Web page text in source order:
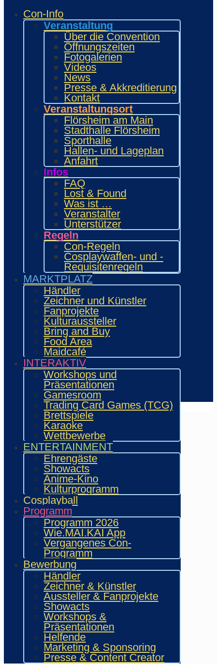
Con-Info
Veranstaltung
Über die Convention
Öffnungszeiten
Fotogalerien
Videos
News
Presse & Akkreditierung
Kontakt
Veranstaltungsort
Flörsheim am Main
Stadthalle Flörsheim
Sporthalle
Hallen- und Lageplan
Anfahrt
Infos
FAQ
Lost & Found
Was ist …
Veranstalter
Unterstützer
Regeln
Con-Regeln
Cosplaywaffen- und -
Requisitenregeln
MARKTPLATZ
Händler
Zeichner und Künstler
Fanprojekte
Kulturaussteller
Bring and Buy
Food Area
Maidcafé
INTERAKTIV
Workshops und
Präsentationen
Gamesroom
Trading Card Games (TCG)
Brettspiele
Karaoke
Wettbewerbe
ENTERTAINMENT
Ehrengäste
Showacts
Anime-Kino
Kulturprogramm
Cosplayball
Programm
Programm 2026
Wie.MAI.KAI App
Vergangenes Con-
Programm
Bewerbung
Händler
Zeichner & Künstler
Aussteller & Fanprojekte
Showacts
Workshops &
Präsentationen
Helfende
Marketing & Sponsoring
Presse & Content Creator
Cosplaywaffen- und -
Requisitenregeln
MARKTPLATZ
Händler
Zeichner und Künstler
Fanprojekte
Kulturaussteller
Bring and Buy
Food Area
Maidcafé
INTERAKTIV
Workshops und Präsentationen
Gamesroom
Trading Card Games (TCG)
Brettspiele
Karaoke
Wettbewerbe
ENTERTAINMENT
Ehrengäste
Showacts
Anime-Kino
Kulturprogramm
Cosplayball
Programm
Programm 2026
Wie.MAI.KAI App
Vergangenes Con-Programm
Bewerbung
Händler
Zeichner & Künstler
Aussteller & Fanprojekte
Showacts
Workshops & Präsentationen
Helfende
Marketing & Sponsoring
Presse & Content Creator
Verein wie.mai.kai e. V
Kontakt